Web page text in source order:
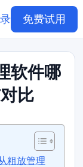
免费试用
软件哪
比
粗放管理